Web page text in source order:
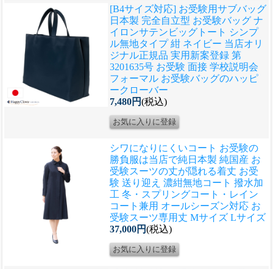
[B4サイズ対応] お受験用サブバッグ
日本製 完全自立型 お受験バッグ ナ
イロンサテンビッグトート シンプ
ル無地タイプ 紺 ネイビー 当店オリ
ジナル正規品 実用新案登録 第
3201635号 お受験 面接 学校説明会
フォーマル お受験バッグのハッピ
ークローバー
7,480円(税込)
シワになりにくいコート お受験の
勝負服は当店で純日本製 純国産 お
受験スーツの丈が隠れる着丈 お受
験 送り迎え 濃紺無地コート 撥水加
工 冬・スプリングコート・レイン
コート兼用 オールシーズン対応 お
受験スーツ専用丈 Mサイズ Lサイズ
37,000円(税込)